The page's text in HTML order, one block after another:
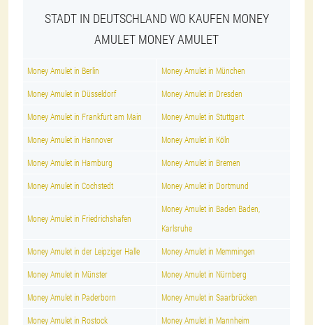
STADT IN DEUTSCHLAND WO KAUFEN MONEY
AMULET MONEY AMULET
Money Amulet in Berlin Money Amulet in München
Money Amulet in Düsseldorf Money Amulet in Dresden
Money Amulet in Frankfurt am Main Money Amulet in Stuttgart
Money Amulet in Hannover Money Amulet in Köln
Money Amulet in Hamburg Money Amulet in Bremen
Money Amulet in Cochstedt Money Amulet in Dortmund
Money Amulet in Friedrichshafen
Money Amulet in Baden Baden,
Karlsruhe
Money Amulet in der Leipziger Halle Money Amulet in Memmingen
Money Amulet in Münster Money Amulet in Nürnberg
Money Amulet in Paderborn Money Amulet in Saarbrücken
Money Amulet in Rostock Money Amulet in Mannheim